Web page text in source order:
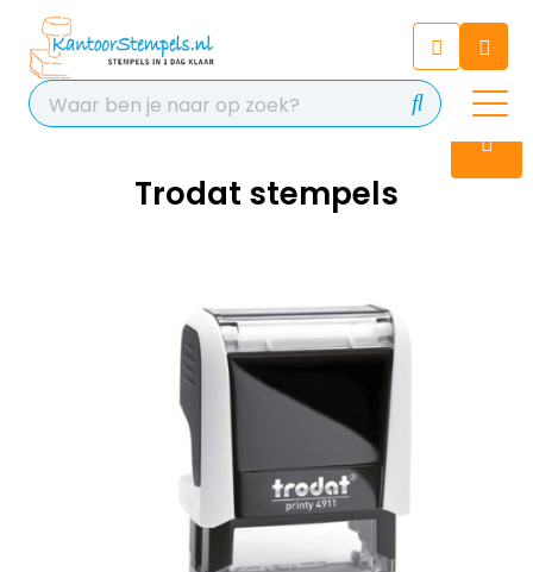
Chatbot
Chat 24/7 met onze chatbot
voor hulp
Contact
Trodat stempels